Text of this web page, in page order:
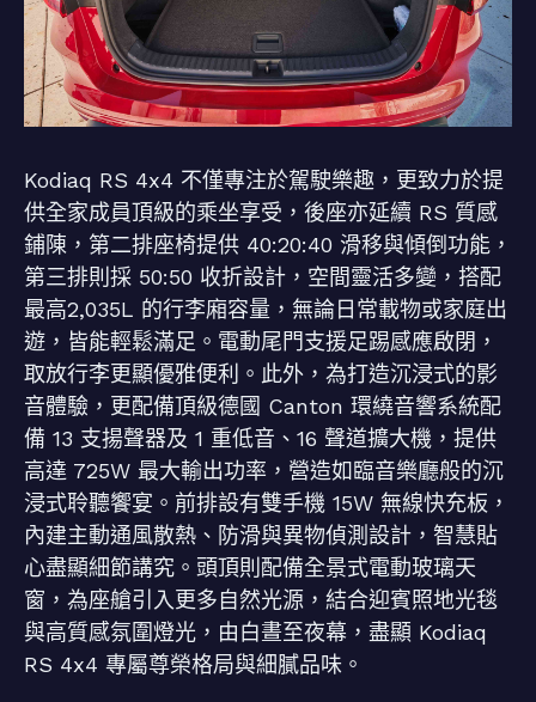
Kodiaq RS 4x4 不僅專注於駕駛樂趣，更致力於提
供全家成員頂級的乘坐享受，後座亦延續 RS 質感
鋪陳，第二排座椅提供 40:20:40 滑移與傾倒功能，
第三排則採 50:50 收折設計，空間靈活多變，搭配
最高2,035L 的行李廂容量，無論日常載物或家庭出
遊，皆能輕鬆滿足。電動尾門支援足踢感應啟閉，
取放行李更顯優雅便利。此外，為打造沉浸式的影
音體驗，更配備頂級德國 Canton 環繞音響系統配
備 13 支揚聲器及 1 重低音、16 聲道擴大機，提供
高達 725W 最大輸出功率，營造如臨音樂廳般的沉
浸式聆聽饗宴。前排設有雙手機 15W 無線快充板，
內建主動通風散熱、防滑與異物偵測設計，智慧貼
心盡顯細節講究。頭頂則配備全景式電動玻璃天
窗，為座艙引入更多自然光源，結合迎賓照地光毯
與高質感氛圍燈光，由白晝至夜幕，盡顯 Kodiaq
RS 4x4 專屬尊榮格局與細膩品味。